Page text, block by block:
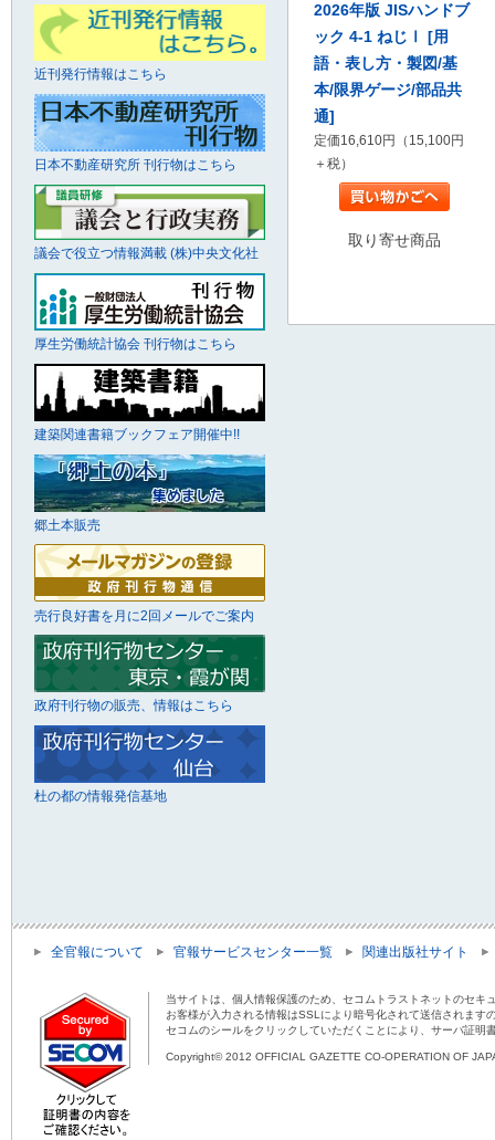
2026年版 JISハンドブ
ック 4-1 ねじⅠ [用
語・表し方・製図/基
本/限界ゲージ/部品共
通]
定価16,610円（15,100円
＋税）
取り寄せ商品
近刊発行情報はこちら
日本不動産研究所 刊行物はこちら
議会で役立つ情報満載 (株)中央文化社
厚生労働統計協会 刊行物はこちら
建築関連書籍ブックフェア開催中!!
郷土本販売
売行良好書を月に2回メールでご案内
政府刊行物の販売、情報はこちら
杜の都の情報発信基地
全官報について 官報サービスセンター一覧 関連出版社サイト
当サイトは、個人情報保護のため、セコムトラストネットのセキ
お客様が入力される情報はSSLにより暗号化されて送信されま
セコムのシールをクリックしていただくことにより、サーバ証明
Copyright© 2012 OFFICIAL GAZETTE CO-OPERATION OF